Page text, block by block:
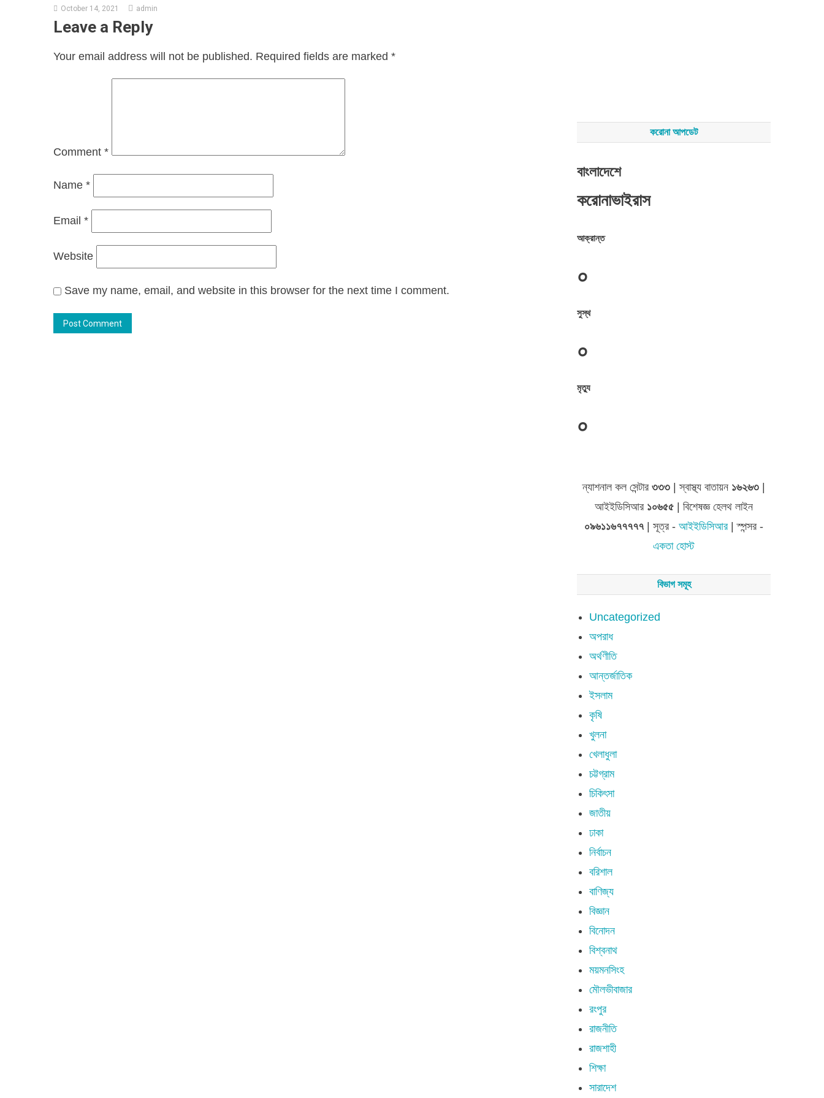
October 14, 2021 admin
Leave a Reply
Your email address will not be published. Required fields are marked *
Comment *
Name *
Email *
Website
Save my name, email, and website in this browser for the next time I comment.
করোনা আপডেট
বাংলাদেশে
করোনাভাইরাস
আক্রান্ত
০
সুস্থ
০
মৃত্যু
০
ন্যাশনাল কল সেন্টার৩৩৩ | স্বাস্থ্য বাতায়ন ১৬২৬৩
আইইডিসিআর ১০৬৫৫ | বিশেষজ্ঞ হেলথ লাইন
০৯৬১১৬৭৭৭৭৭| সূত্র -আইইডিসিআর| স্পন্সর -
একতা হোস্ট
বিভাগ সমূহ
Uncategorized
অপরাধ
অর্থণীতি
আন্তর্জাতিক
ইসলাম
কৃষি
খুলনা
খেলাধুলা
চট্টগ্রাম
চিকিৎসা
জাতীয়
ঢাকা
নির্বাচন
বরিশাল
বাণিজ্য
বিজ্ঞান
বিনোদন
বিশ্বনাথ
ময়মনসিংহ
মৌলভীবাজার
রংপুর
রাজনীতি
রাজশাহী
শিক্ষা
সারাদেশ